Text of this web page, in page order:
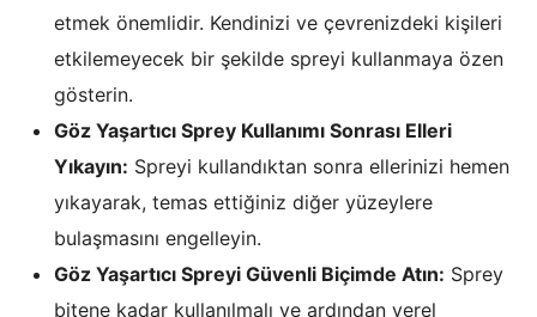
etmek önemlidir. Kendinizi ve çevrenizdeki kişileri
etkilemeyecek bir şekilde spreyi kullanmaya özen
gösterin.
Göz Yaşartıcı Sprey Kullanımı Sonrası Elleri
Yıkayın: Spreyi kullandıktan sonra ellerinizi hemen
yıkayarak, temas ettiğiniz diğer yüzeylere
bulaşmasını engelleyin.
Göz Yaşartıcı Spreyi Güvenli Biçimde Atın: Sprey
bitene kadar kullanılmalı ve ardından yerel